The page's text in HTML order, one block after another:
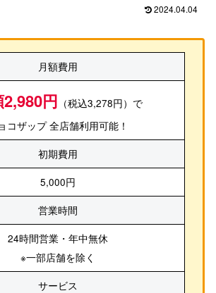
2024.04.04
月額費用
2,980円 （税込3,278円）で
コザップ 全店舗利用可能！
初期費用
5,000円
営業時間
24時間営業・年中無休
※一部店舗を除く
サービス